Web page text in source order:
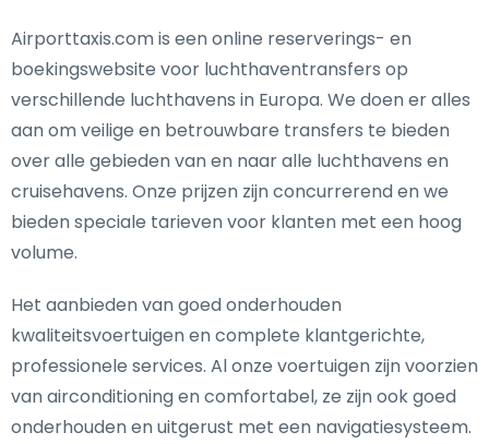
Airporttaxis.com is een online reserverings- en
boekingswebsite voor luchthaventransfers op
verschillende luchthavens in Europa. We doen er alles
aan om veilige en betrouwbare transfers te bieden
over alle gebieden van en naar alle luchthavens en
cruisehavens. Onze prijzen zijn concurrerend en we
bieden speciale tarieven voor klanten met een hoog
volume.
Het aanbieden van goed onderhouden
kwaliteitsvoertuigen en complete klantgerichte,
professionele services. Al onze voertuigen zijn voorzien
van airconditioning en comfortabel, ze zijn ook goed
onderhouden en uitgerust met een navigatiesysteem.